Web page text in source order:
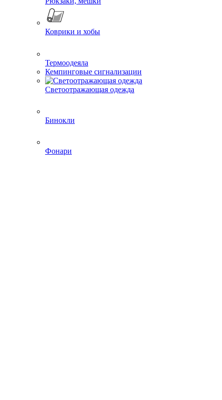
Коврики и хобы
Термоодеяла
Кемпинговые сигнализации
Светоотражающая одежда
Бинокли
Фонари